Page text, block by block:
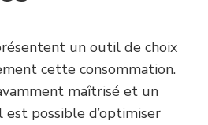
un outil de choix
cette consommation.
maîtrisé et un
possible d’optimiser